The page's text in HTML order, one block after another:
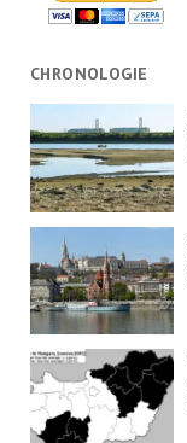
CHRONOLOGIE